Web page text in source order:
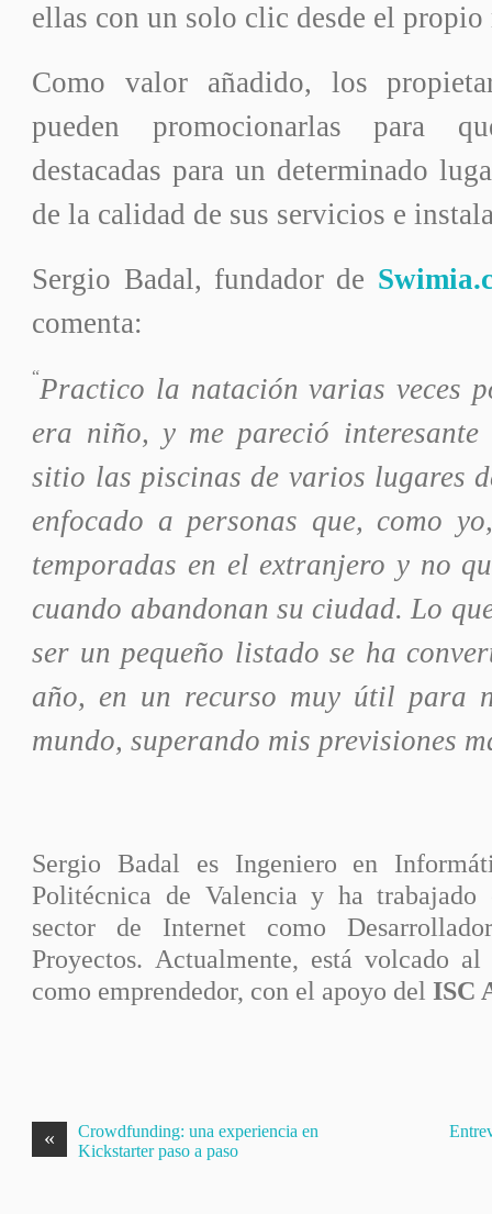
ellas con un solo clic desde el propio
Como valor añadido, los
pueden promocionarlas para
destacadas para un determinado
de la calidad de sus servicios e
Sergio Badal, fundador de
comenta:
“Practico la natación varias veces
era niño, y me pareció
sitio las piscinas de varios lugares
enfocado a personas que, como
temporadas en el extranjero y no
cuando abandonan su ciudad. Lo
ser un pequeño listado se ha
año, en un recurso muy útil para
mundo, superando mis previsiones
Sergio Badal es Ingeniero en
Politécnica de Valencia y ha trabajado
sector de Internet como
Proyectos. Actualmente, está volcado
como emprendedor, con el apoyo del ISC
«
Crowdfunding: una experiencia en
Kickstarter paso a paso